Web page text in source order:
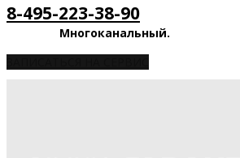
8-495-223-38-90
Многоканальный.